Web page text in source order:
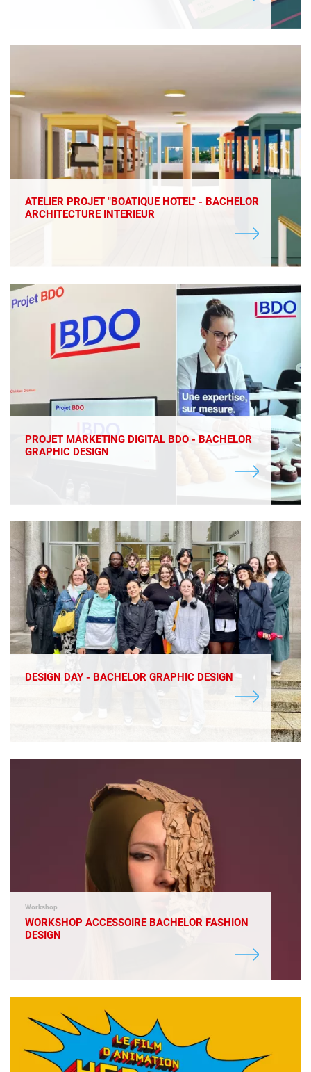
ATELIER PROJET "BOATIQUE HOTEL" - BACHELOR
ARCHITECTURE INTERIEUR
PROJET MARKETING DIGITAL BDO - BACHELOR
GRAPHIC DESIGN
DESIGN DAY - BACHELOR GRAPHIC DESIGN
Workshop
WORKSHOP ACCESSOIRE BACHELOR FASHION
DESIGN